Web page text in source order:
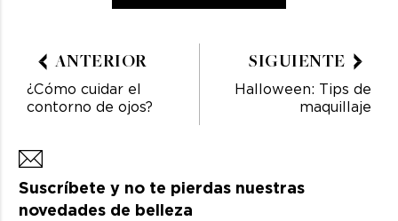
ANTERIOR
¿Cómo cuidar el
contorno de ojos?
SIGUIENTE
Halloween: Tips de
maquillaje
Suscríbete y no te pierdas nuestras
novedades de belleza